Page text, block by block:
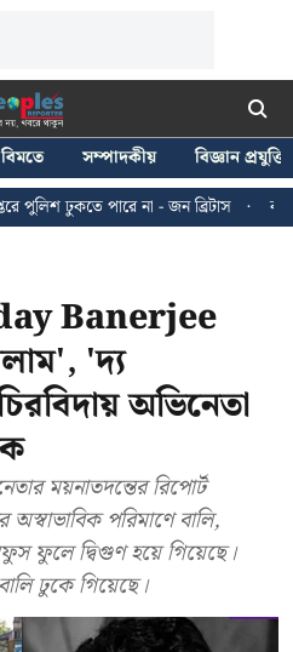
সম্পাদকীয়
বিজ্ঞান প্রযুক্তি
না - জন ব্রিটাস
কলকাতায় ২৪
Banerjee
'দ্য
অভিনেতা
ময়নাতদন্তের রিপোর্ট
পরিমাণে বালি,
ফুলে দ্বিগুণ হয়ে গিয়েছে।
ঢুকে গিয়েছে।